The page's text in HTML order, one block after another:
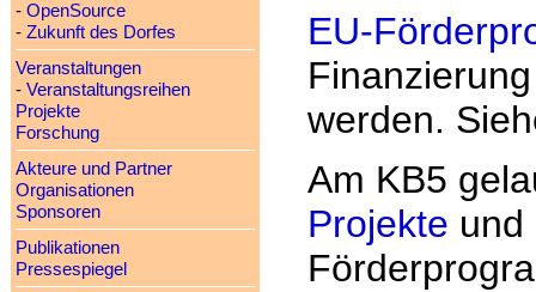
- OpenSource
- Zukunft des Dorfes
Veranstaltungen
- Veranstaltungsreihen
Projekte
Forschung
Akteure und Partner
Organisationen
Sponsoren
Publikationen
Pressespiegel
EU-
werden.
Am KB5
Projekte und